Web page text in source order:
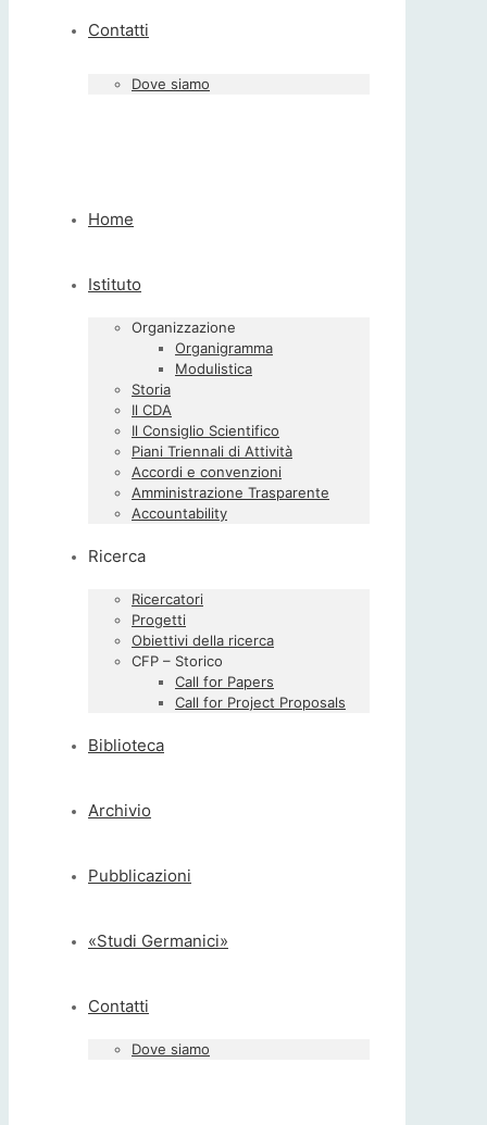
Contatti
Dove siamo
Home
Istituto
Organizzazione
Organigramma
Modulistica
Storia
Il CDA
Il Consiglio Scientifico
Piani Triennali di Attività
Accordi e convenzioni
Amministrazione Trasparente
Accountability
Ricerca
Ricercatori
Progetti
Obiettivi della ricerca
CFP – Storico
Call for Papers
Call for Project Proposals
Biblioteca
Archivio
Pubblicazioni
«Studi Germanici»
Contatti
Dove siamo